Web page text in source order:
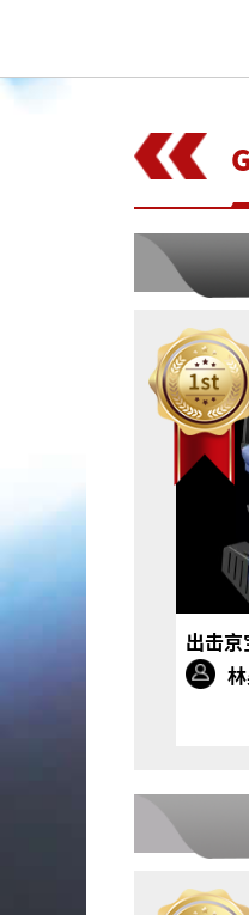
出击京